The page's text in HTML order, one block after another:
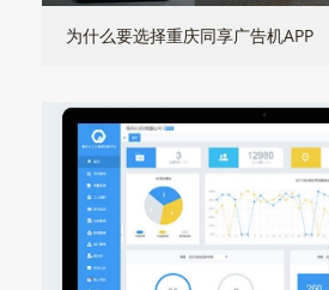
为什么要选择重庆同享广告机APP